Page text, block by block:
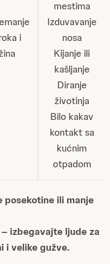
i
mestima
Izduvavanje
nosa
Kijanje ili
kašljanje
Diranje
životinja
Bilo kakav
kontakt sa
kućnim
otpadom
posekotine ili manje
izbegavajte ljude za
i velike gužve.